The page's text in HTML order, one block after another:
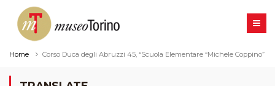
Home Corso Duca degli Abruzzi 45, “Scuola Elementare “Michele Coppino”